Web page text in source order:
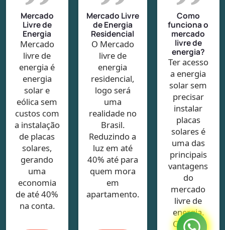
Mercado
Livre de
Energia
Mercado
livre de
energia é
energia
solar e
eólica sem
custos com
a instalação
de placas
solares,
gerando
uma
economia
de até 40%
na conta.
Mercado Livre
de Energia
Residencial
O Mercado
livre de
energia
residencial,
logo será
uma
realidade no
Brasil.
Reduzindo a
luz em até
40% até para
quem mora
em
apartamento.
Como
funciona o
mercado
livre de
energia?
Ter acesso
a energia
solar sem
precisar
instalar
placas
solares é
uma das
principais
vantagens
do
mercado
livre de
energia.
Confira!